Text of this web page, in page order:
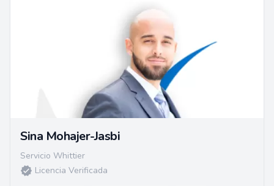
Sina Mohajer-Jasbi
Servicio Whittier
Licencia Verificada